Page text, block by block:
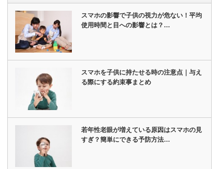
スマホの影響で子供の視力が危ない！平均
使用時間と目への影響とは？…
スマホを子供に持たせる時の注意点｜与え
る際にする約束事まとめ
若年性老眼が増えている原因はスマホの見
すぎ？簡単にできる予防方法…